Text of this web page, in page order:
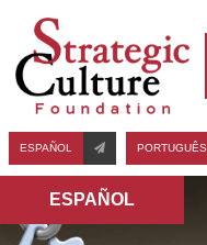
ESPAÑOL PORTUGUÊS
ESPAÑOL